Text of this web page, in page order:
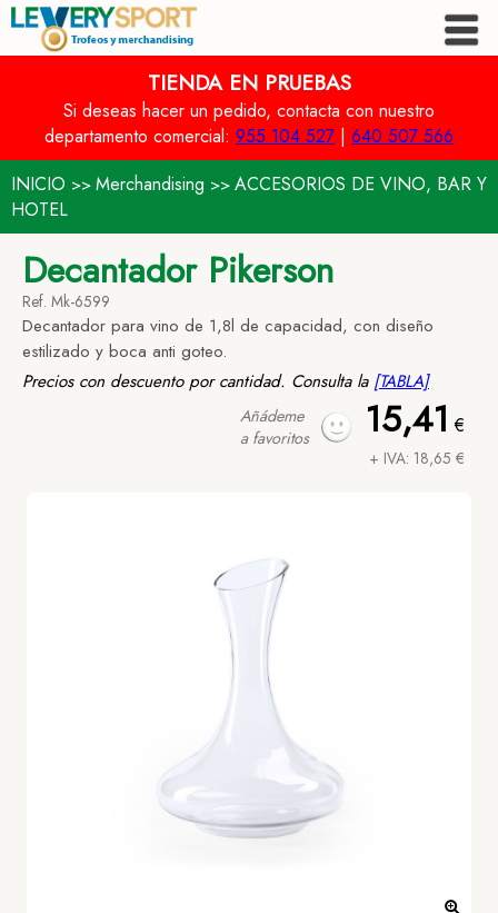
TIENDA EN PRUEBAS
Si deseas hacer un pedido, contacta con nuestro
departamento comercial: 955 104 527 | 640 507 566
INICIO >> Merchandising >> ACCESORIOS DE VINO, BAR Y
HOTEL
Decantador Pikerson
Ref. Mk-6599
Decantador para vino de 1,8l de capacidad, con diseño
estilizado y boca anti goteo.
Precios con descuento por cantidad. Consulta la [TABLA]
15,41 €
+ IVA: 18,65 €
Añádeme
a favoritos